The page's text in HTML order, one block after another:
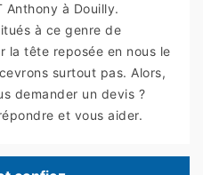
Anthony à Douilly.
à ce genre de
la tête reposée en nous le
surtout pas. Alors,
demander un devis ?
et vous aider.